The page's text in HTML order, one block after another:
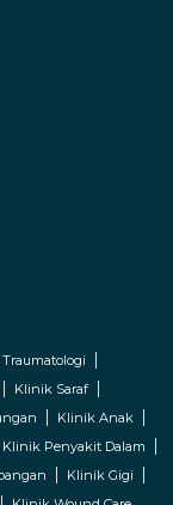
Klinik Saraf
Klinik Anak
Klinik Penyakit Dalam
Klinik Gigi